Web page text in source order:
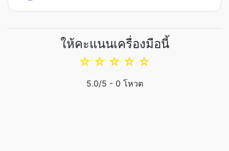
ให้คะแนนเครื่องมือนี้
☆
☆
☆
☆
☆
5.0/5 - 0 โหวต